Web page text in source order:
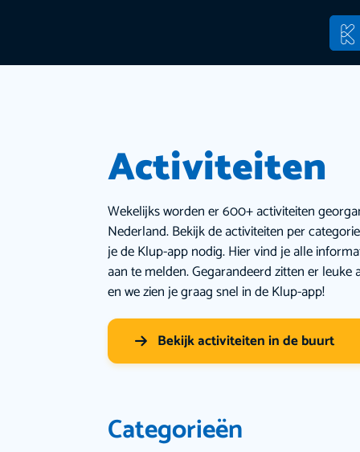
Activiteiten
Wekelijks worden er 600+ activiteiten
Nederland. Bekijk de activiteiten per
je de Klup-app nodig. Hier vind je alle
aan te melden. Gegarandeerd zitten er
en we zien je graag snel in de Klup-app!
Bekijk activiteiten in de buurt
Categorieën